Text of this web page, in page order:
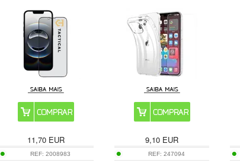
11,70EUR
REF: 2008983
9,10 EUR
REF: 247094